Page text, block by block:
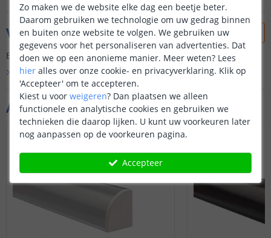
Aanvullende producten
Vraag & antwoord
Er is nog geen vraag gesteld over dit product.
Bekijk alle Vraag & antwoord
Zo maken we de website elke dag een beetje beter.
Daarom gebruiken we technologie om uw gedrag binnen
en buiten onze website te volgen. We gebruiken uw
gegevens voor het personaliseren van advertenties. Dat
doen we op een anonieme manier. Meer weten? Lees
hier alles over onze cookie- en privacyverklaring. Klik op
'Accepteer' om te accepteren.
Kiest u voor weigeren? Dan plaatsen we alleen
functionele en analytische cookies en gebruiken we
technieken die daarop lijken. U kunt uw voorkeuren later
nog aanpassen op de voorkeuren pagina.
Accepteer